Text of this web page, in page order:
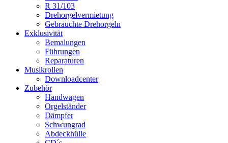
R 31/103
Drehorgelvermietung
Gebrauchte Drehorgeln
Exklusivität
Bemalungen
Führungen
Reparaturen
Musikrollen
Downloadcenter
Zubehör
Handwagen
Orgelständer
Dämpfer
Schwungrad
Abdeckhülle